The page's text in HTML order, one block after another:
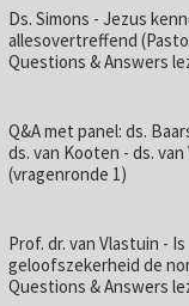
Ds. Simons - Jezus
allesovertreffend
Questions & Answers
Q&A met panel: ds.
ds. van Kooten - ds. van
(vragenronde 1)
Prof. dr. van Vlastuin - Is
geloofszekerheid de
Questions & Answers